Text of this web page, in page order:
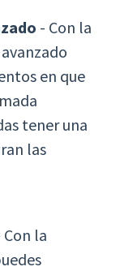
- Con la
en que
tener una
las
Con la